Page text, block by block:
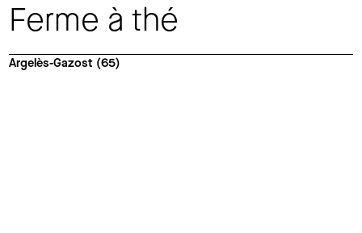
Ferme à thé
Argelès-Gazost (65)